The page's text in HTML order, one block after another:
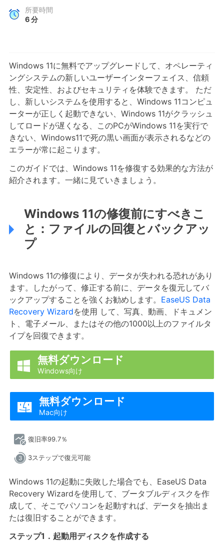
所要時間
6分
Windows 11に無料でアップグレードして、オペレーティ
ングシステムの新しいユーザーインターフェイス、信頼
性、安定性、およびセキュリティを体験できます。 ただ
し、新しいシステムを使用すると、Windows 11コンピュ
ーターが正しく起動できない、Windows 11がクラッシュ
してロードが遅くなる、このPCがWindows 11を実行で
きない、Windows11で死の黒い画面が表示されるなどの
エラーが常に起こります。
このガイドでは、Windows 11を修復する効果的な方法が
紹介されます。一緒に見ていきましょう。
Windows 11の修復前にすべきこ
と：ファイルの回復とバックアッ
プ
Windows 11の修復により、データが失われる恐れがあり
ます。したがって、修正する前に、データを復元してバ
ックアップすることを強くお勧めします。 EaseUS Data
Recovery Wizardを使用 して、写真、動画、ドキュメン
ト、電子メール、またはその他の1000以上のファイルタ
イプを回復できます。
 無料ダウンロード
Windows向け
 無料ダウンロード
Mac向け
復旧率99.7％
3ステップで復元可能
Windows 11の起動に失敗した場合でも、EaseUS Data
Recovery Wizardを使用して、ブータブルディスクを作
成して、そこでパソコンを起動すれば、データを抽出ま
たは復旧することができます。
ステップ1．起動用ディスクを作成する